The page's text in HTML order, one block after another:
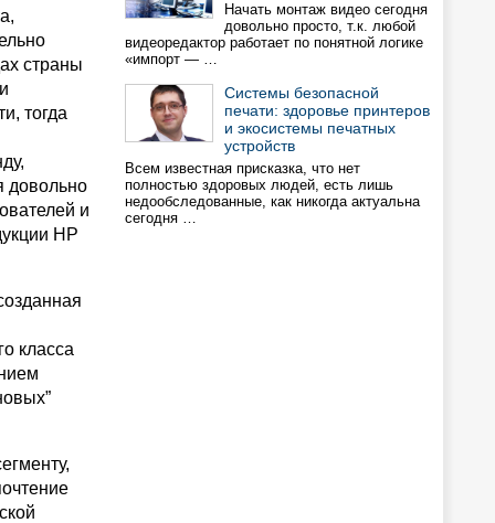
страны
тогда
довольно
и
HP
класса
Начать монтаж видео сегодня
довольно просто, т.к. любой
видеоредактор работает по понятной логике
«импорт — …
Системы безопасной
печати: здоровье принтеров
и экосистемы печатных
устройств
Всем известная присказка, что нет
полностью здоровых людей, есть лишь
недообследованные, как никогда актуальна
сегодня …